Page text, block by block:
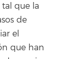
tal que la
de
el
que han